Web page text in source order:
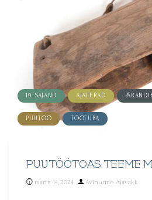
19. SAJAND AJATERAD
PUUTÖÖ TÖÖTUBA
PUUTÖÖTOAS TEEME
märts 14, 2024
Posted
Avinurme Ajavakk